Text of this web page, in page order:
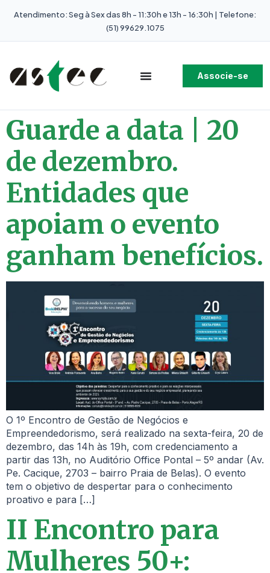
Atendimento: Seg à Sex das 8h - 11:30h e 13h - 16:30h | Telefone:
(51) 99629.1075
Associe-se
Guarde a data | 20
de dezembro.
Entidades que
apoiam o evento
ganham benefícios.
O 1º Encontro de Gestão de Negócios e
Empreendedorismo, será realizado na sexta-feira, 20 de
dezembro, das 14h às 19h, com credenciamento a
partir das 13h, no Auditório Office Pontal – 5º andar (Av.
Pe. Cacique, 2703 – bairro Praia de Belas). O evento
tem o objetivo de despertar para o conhecimento
proativo e para […]
II Encontro para
Mulheres 50+: